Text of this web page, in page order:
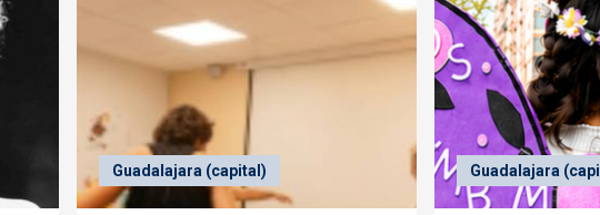
Guadalajara (capital) Guadalajara